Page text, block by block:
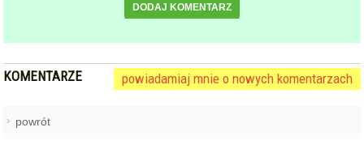
DODAJ KOMENTARZ
KOMENTARZE powiadamiaj mnie o nowych komentarzach
powrót